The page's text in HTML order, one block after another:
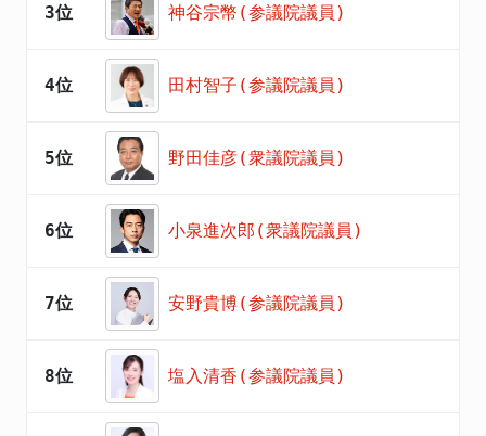
3位 神谷宗幣(参議院議員)
4位 田村智子(参議院議員)
5位 野田佳彦(衆議院議員)
6位 小泉進次郎(衆議院議員)
7位 安野貴博(参議院議員)
8位 塩入清香(参議院議員)